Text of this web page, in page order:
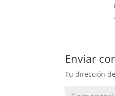
Enviar
Tu dirección